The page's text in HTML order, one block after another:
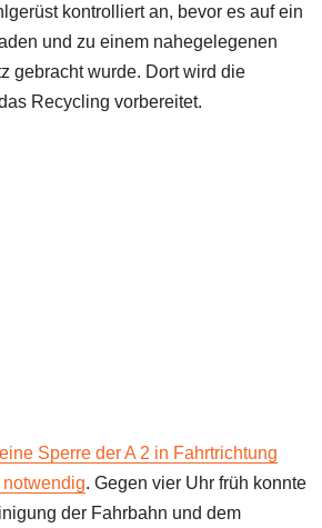
kontrolliert an, bevor es auf ein
und zu einem nahegelegenen
gebracht wurde. Dort wird die
Recycling vorbereitet.
Sperre der A 2 in Fahrtrichtung
. Gegen vier Uhr früh konnte
der Fahrbahn und dem